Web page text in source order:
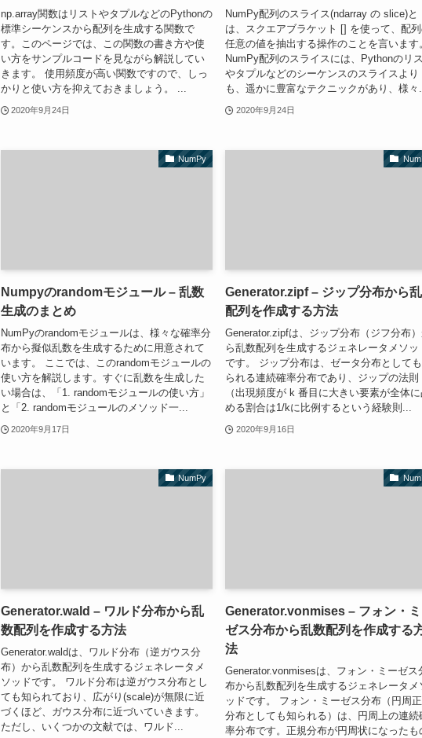
np.array関数はリストやタプルなどのPythonの
標準シーケンスから配列を生成する関数で
す。このページでは、この関数の書き方や使
い方をサンプルコードを見ながら解説してい
きます。 使用頻度が高い関数ですので、しっ
かりと使い方を抑えておきましょう。 ...
2020年9月24日
NumPy配列のスライス(ndarray の slice)と
は、スクエアブラケット [] を使って、配
任意の値を抽出する操作のことを言います
NumPy配列のスライスには、Pythonのリ
やタプルなどのシーケンスのスライスより
も、遥かに豊富なテクニックがあり、様々
2020年9月24日
NumPy
Numpyのrandomモジュール – 乱数
生成のまとめ
NumPyのrandomモジュールは、様々な確率分
布から擬似乱数を生成するために用意されて
います。 ここでは、このrandomモジュールの
使い方を解説します。すぐに乱数を生成した
い場合は、「1. randomモジュールの使い方」
と「2. randomモジュールのメソッド一...
2020年9月17日
Generator.zipf – ジップ分布から
配列を作成する方法
Generator.zipfは、ジップ分布（ジフ分布
ら乱数配列を生成するジェネレータメソッ
です。 ジップ分布は、ゼータ分布として
られる連続確率分布であり、ジップの法則
（出現頻度が k 番目に大きい要素が全体に
める割合は1/kに比例するという経験則...
2020年9月16日
NumPy
Generator.wald – ワルド分布から乱
数配列を作成する方法
Generator.waldは、ワルド分布（逆ガウス分
布）から乱数配列を生成するジェネレータメ
ソッドです。 ワルド分布は逆ガウス分布とし
ても知られており、広がり(scale)が無限に近
づくほど、ガウス分布に近づいていきます。
ただし、いくつかの文献では、ワルド...
Generator.vonmises – フォン・
ゼス分布から乱数配列を作成する
法
Generator.vonmisesは、フォン・ミーゼス
布から乱数配列を生成するジェネレータメ
ッドです。 フォン・ミーゼス分布（円周
分布としても知られる）は、円周上の連続
率分布です。正規分布が円周状になったも